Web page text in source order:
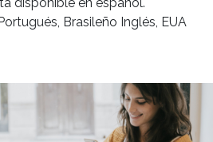
Brasileño Inglés, EUA